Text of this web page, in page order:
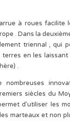
à roues facilite
. Dans la
triennal , qui
en les laissant
.
nombreuses
siècles du
d’utiliser les
marteaux et non